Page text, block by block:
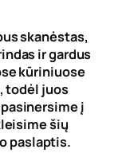
skanėstas,
ir gardus
kūriniuose
todėl juos
į
šių
paslaptis.